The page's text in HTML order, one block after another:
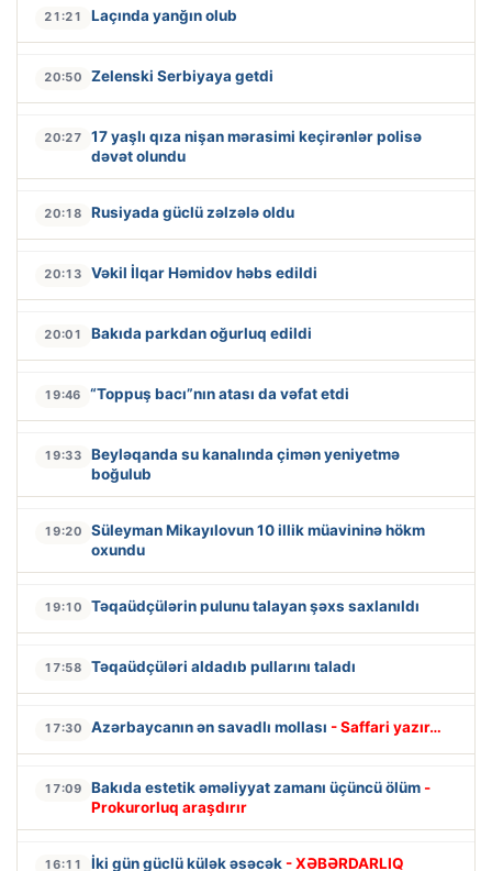
21:21 Laçında yanğın olub
20:50 Zelenski Serbiyaya getdi
20:27
17 yaşlı qıza nişan mərasimi keçirənlər polisə
dəvət olundu
20:18 Rusiyada güclü zəlzələ oldu
20:13 Vəkil İlqar Həmidov həbs edildi
20:01 Bakıda parkdan oğurluq edildi
19:46 “Toppuş bacı”nın atası da vəfat etdi
19:33
Beyləqanda su kanalında çimən yeniyetmə
boğulub
19:20
Süleyman Mikayılovun 10 illik müavininə hökm
oxundu
19:10 Təqaüdçülərin pulunu talayan şəxs saxlanıldı
17:58 Təqaüdçüləri aldadıb pullarını taladı
17:30 Azərbaycanın ən savadlı mollası - Saffari yazır…
17:09 Bakıda estetik əməliyyat zamanı üçüncü ölüm -
Prokurorluq araşdırır
16:11 İki gün güclü külək əsəcək - XƏBƏRDARLIQ